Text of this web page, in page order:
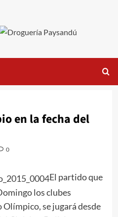
en la fecha del
0
El partido que
los clubes
se jugará desde